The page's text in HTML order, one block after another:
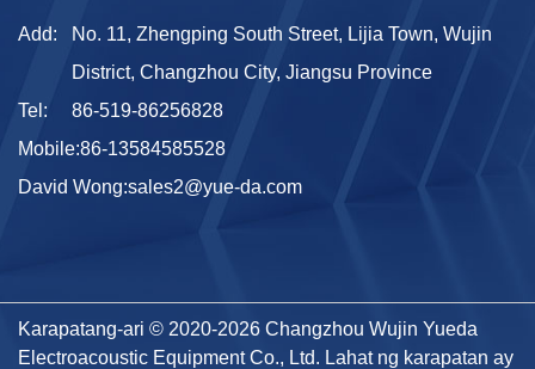
Add:
No. 11, Zhengping South Street, Lijia Town, Wujin
District, Changzhou City, Jiangsu Province
Tel:
86-519-86256828
Mobile:86-13584585528
David Wong:sales2@yue-da.com
Karapatang-ari © 2020-2026 Changzhou Wujin Yueda
Electroacoustic Equipment Co., Ltd. Lahat ng karapatan ay